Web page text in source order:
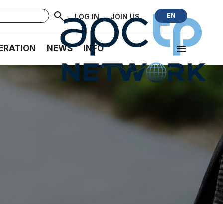
· LOG IN · JOIN US EN
NEWS INFO